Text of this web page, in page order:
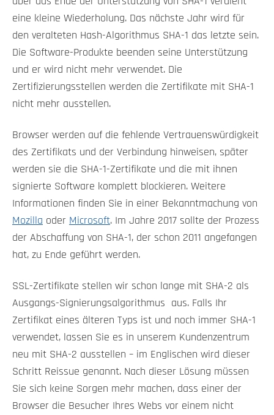
eine kleine Wiederholung. Das nächste Jahr wird für
den veralteten Hash-Algorithmus SHA-1 das letzte sein.
Die Software-Produkte beenden seine Unterstützung
und er wird nicht mehr verwendet. Die
Zertifizierungsstellen werden die Zertifikate mit SHA-1
nicht mehr ausstellen.
Browser werden auf die fehlende Vertrauenswürdigkeit
des Zertifikats und der Verbindung hinweisen, später
werden sie die SHA-1-Zertifikate und die mit ihnen
signierte Software komplett blockieren. Weitere
Informationen finden Sie in einer Bekanntmachung von
Mozilla oder Microsoft. Im Jahre 2017 sollte der Prozess
der Abschaffung von SHA-1, der schon 2011 angefangen
hat, zu Ende geführt werden.
SSL-Zertifikate stellen wir schon lange mit SHA-2 als
Ausgangs-Signierungsalgorithmus aus. Falls Ihr
Zertifikat eines älteren Typs ist und noch immer SHA-1
verwendet, lassen Sie es in unserem Kundenzentrum
neu mit SHA-2 ausstellen – im Englischen wird dieser
Schritt Reissue genannt. Nach dieser Lösung müssen
Sie sich keine Sorgen mehr machen, dass einer der
Browser die Besucher Ihres Webs vor einem nicht